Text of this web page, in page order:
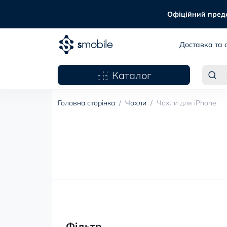
Офіційний
Доставка та
Каталог
Головна сторінка Чохли Чохли для iPhone